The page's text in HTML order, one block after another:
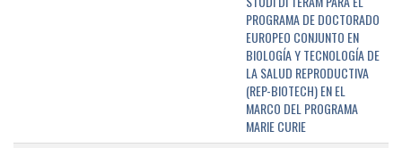
PROGRAMA DE DOCTORADO
EUROPEO CONJUNTO EN
BIOLOGÍA Y TECNOLOGÍA DE
LA SALUD REPRODUCTIVA
(REP-BIOTECH) EN EL
MARCO DEL PROGRAMA
MARIE CURIE